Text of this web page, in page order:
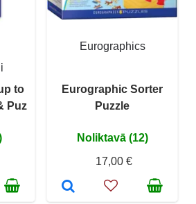
to
Puz
Eurographics
Eurographic Sorter
Puzzle
Noliktavā (12)
17,00 €